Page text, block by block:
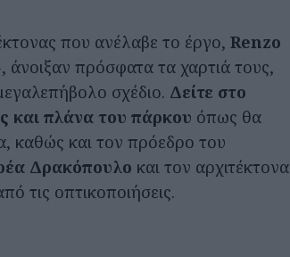
που ανέλαβε το έργο, Renzo
πρόσφατα τα χαρτιά τους,
σχέδιο. Δείτε στο
και πλάνα του πάρκου όπως θα
καθώς και τον πρόεδρο του
Δρακόπουλο και τον αρχιτέκτονα
τις οπτικοποιήσεις.